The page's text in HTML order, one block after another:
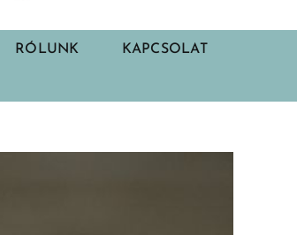
RÓLUNK KAPCSOLAT